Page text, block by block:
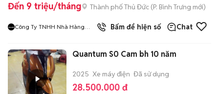
Đến 9 triệu/tháng Thành phố Thủ Đức (P. Bình Trưng mới)
Công Ty TNHH Nhà Hàng
9đã bán
Bấm để hiện số Chat
Quantum S0 Cam bh 10 năm
2025 Xe máy điện Đã sử dụng
28.500.000 đ